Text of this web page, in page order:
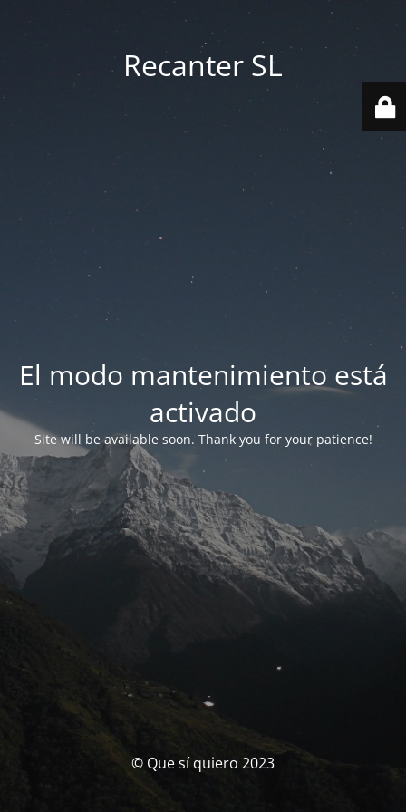
Recanter SL
El modo mantenimiento está
activado
Site will be available soon. Thank you for your patience!
© Que sí quiero 2023